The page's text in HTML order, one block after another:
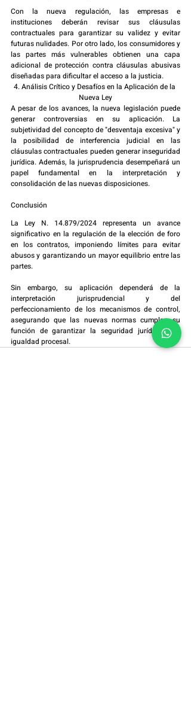
Con la nueva regulación, las empresas e
instituciones deberán revisar sus cláusulas
contractuales para garantizar su validez y evitar
futuras nulidades. Por otro lado, los consumidores y
las partes más vulnerables obtienen una capa
adicional de protección contra cláusulas abusivas
diseñadas para dificultar el acceso a la justicia.
4. Análisis Crítico y Desafíos en la Aplicación de la
Nueva Ley
A pesar de los avances, la nueva legislación puede
generar controversias en su aplicación. La
subjetividad del concepto de "desventaja excesiva" y
la posibilidad de interferencia judicial en las
cláusulas contractuales pueden generar inseguridad
jurídica. Además, la jurisprudencia desempeñará un
papel fundamental en la interpretación y
consolidación de las nuevas disposiciones.
Conclusión
La Ley N. 14.879/2024 representa un avance
significativo en la regulación de la elección de foro
en los contratos, imponiendo límites para evitar
abusos y garantizando un mayor equilibrio entre las
partes.
Sin embargo, su aplicación dependerá de la
interpretación jurisprudencial y del
perfeccionamiento de los mecanismos de control,
asegurando que las nuevas normas cumplan su
función de garantizar la seguridad jurídica y la
igualdad procesal.